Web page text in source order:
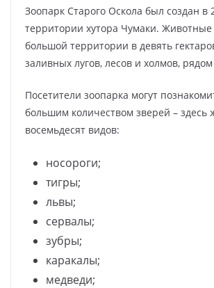
Зоопарк Старого Оскола был создан в
территории хутора Чумаки. Животные
большой территории в девять
заливных лугов, лесов и холмов,
Посетители зоопарка могут
большим количеством зверей – здесь
восемьдесят видов:
носороги;
тигры;
львы;
сервалы;
зубры;
каракалы;
медведи;